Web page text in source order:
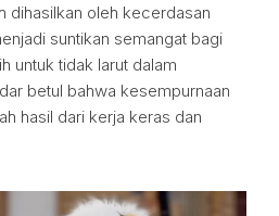
dihasilkan oleh kecerdasan
suntikan semangat bagi
untuk tidak larut dalam
betul bahwa kesempurnaan
hasil dari kerja keras dan